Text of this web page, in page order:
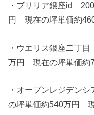
・ブリリア銀座id
円 現在の坪単価約
・ウエリス銀座二丁
万円 現在の坪単価約
・オープンレジデン
の坪単価約540万円